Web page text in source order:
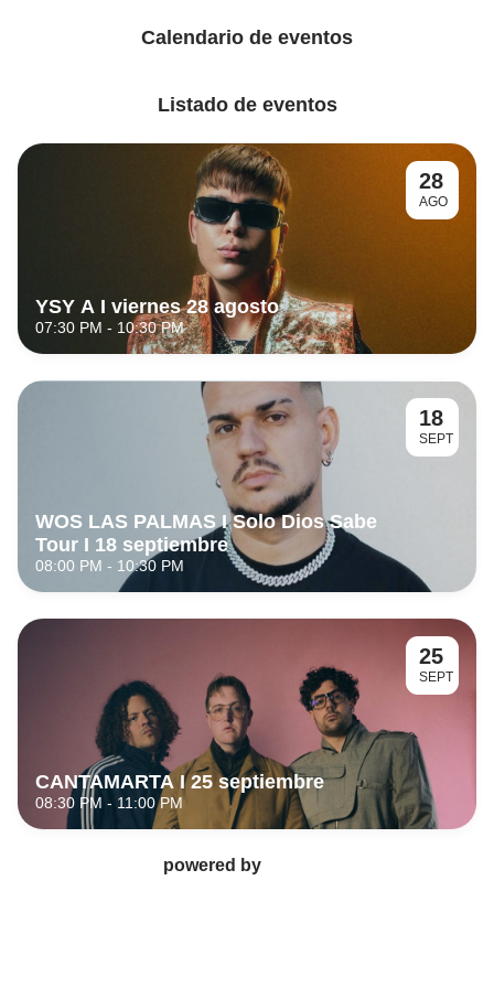
Calendario de eventos
Listado de eventos
28
AGO
YSY A I viernes 28 agosto
07:30 PM - 10:30 PM
18
SEPT
WOS LAS PALMAS I Solo Dios Sabe
Tour I 18 septiembre
08:00 PM - 10:30 PM
25
SEPT
CANTAMARTA I 25 septiembre
08:30 PM - 11:00 PM
powered by